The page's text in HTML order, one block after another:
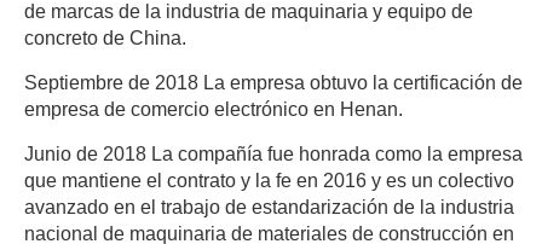
de marcas de la industria de maquinaria y equipo de
concreto de China.
Septiembre de 2018 La empresa obtuvo la certificación de
empresa de comercio electrónico en Henan.
Junio ​​de 2018 La compañía fue honrada como la empresa
que mantiene el contrato y la fe en 2016 y es un colectivo
avanzado en el trabajo de estandarización de la industria
nacional de maquinaria de materiales de construcción en